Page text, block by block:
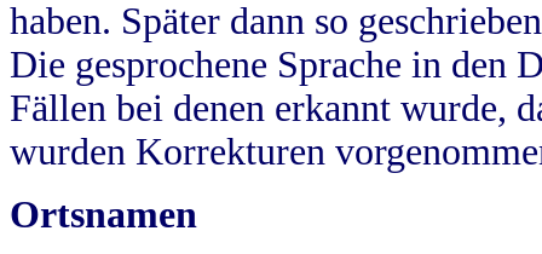
haben. Später dann so
Die gesprochene Sprache in
Fällen bei denen erkannt wurde,
wurden Korrekturen
Ortsnamen